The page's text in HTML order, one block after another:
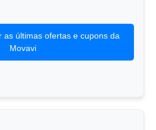
as últimas ofertas e cupons da
Movavi